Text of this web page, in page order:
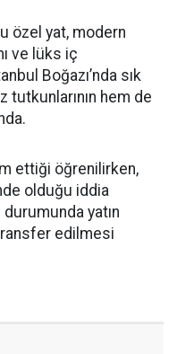
özel yat, modern
ve lüks iç
Boğazı’nda sık
tutkunlarının hem de
ettiği öğrenilirken,
olduğu iddia
yatın
edilmesi